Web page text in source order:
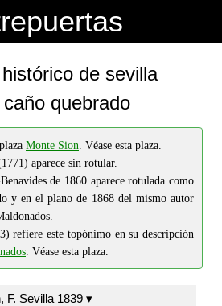
de sevilla
quebrado
Monte Sion. Véase esta plaza.
aparece sin rotular.
de 1860 aparece rotulada como
y en el plano de 1868 del mismo autor
refiere este topónimo en su descripción
. Véase esta plaza.
González de León, F. Sevilla 1839 ▾